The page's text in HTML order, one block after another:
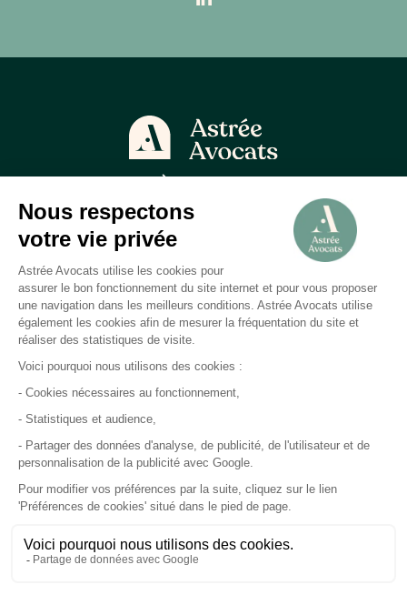
Astrée Avocats
Qui sommes-nous ?
Astrée Faculté
Astrée Nexus
Recrutement
Actualités
Contact
Nos domaines
Banque
Finance
Astrée Avocats Astrée Faculté
©2026Astrée Avocats.